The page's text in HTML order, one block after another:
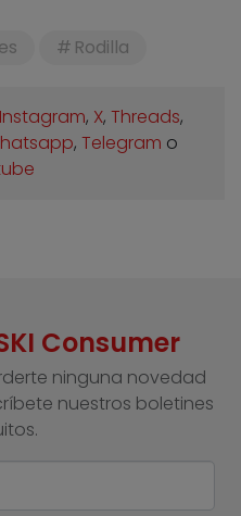
Rodilla
Instagram, X, Threads,
, Telegram o
Consumer
ninguna novedad
nuestros boletines